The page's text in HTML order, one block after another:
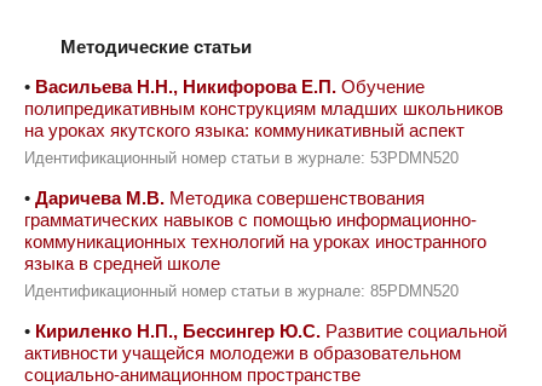
Методические статьи
• Васильева Н.Н., Никифорова Е.П. Обучение
полипредикативным конструкциям младших школьников
на уроках якутского языка: коммуникативный аспект
Идентификационный номер статьи в журнале: 53PDMN520
• Даричева М.В. Методика совершенствования
грамматических навыков с помощью информационно-
коммуникационных технологий на уроках иностранного
языка в средней школе
Идентификационный номер статьи в журнале: 85PDMN520
• Кириленко Н.П., Бессингер Ю.С. Развитие социальной
активности учащейся молодежи в образовательном
социально-анимационном пространстве